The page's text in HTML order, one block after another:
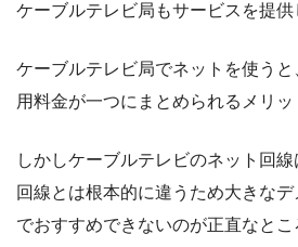
ケーブルテレビ局もサービスを提供
ケーブルテレビ局でネットを使うと
用料金が一つにまとめられるメリッ
しかしケーブルテレビのネット回
回線とは根本的に違うため大きな
でおすすめできないのが正直なとこ